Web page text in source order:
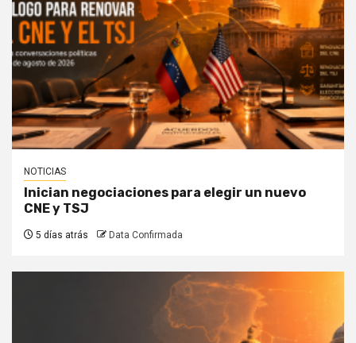
NOTICIAS
Inician negociaciones para elegir un nuevo
CNE y TSJ
5 días atrás Data Confirmada